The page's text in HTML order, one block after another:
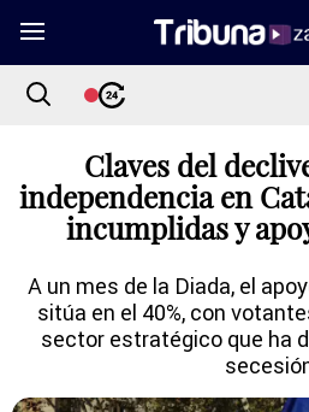
Claves del
independencia en
incumplidas y
A un mes de la Diada, el
sitúa en el 40%, con
sector estratégico que ha